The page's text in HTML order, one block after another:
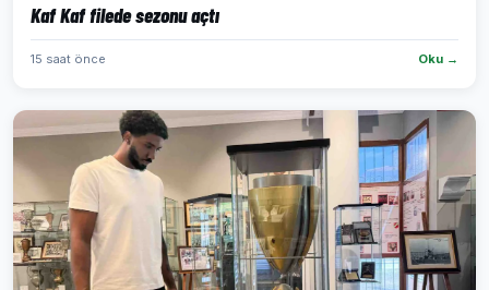
Kaf Kaf filede sezonu açtı
15 saat önce Oku →